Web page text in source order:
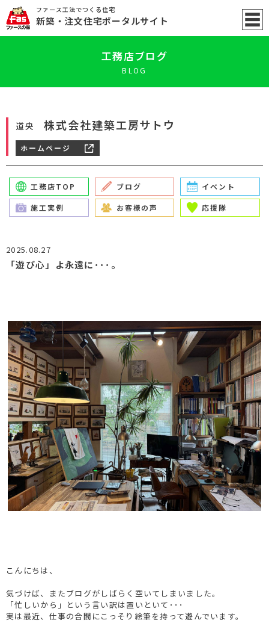
ファース工法でつくる住宅
新築 ・注文住宅ポータルサイト
工務店ブログ
BLOG
道央 株式会社建築工房サトウ
ホームページ
工務店TOP ブログ イベント
施工実例 お客様の声 応援隊
2025.08.27
「遊び心」よ永遠に･･･。
こんにちは、
気づけば、またブログがしばらく空いてしまいました。
「忙しいから」という言い訳は置いといて･･･
実は最近、仕事の合間にこっそり絵筆を持って遊んでいます。